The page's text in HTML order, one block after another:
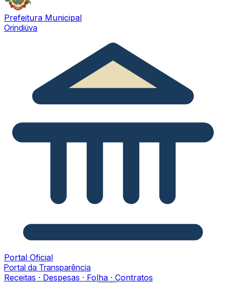
Prefeitura Municipal
Orindiúva
Portal Oficial
Portal da Transparência
Receitas · Despesas · Folha · Contratos